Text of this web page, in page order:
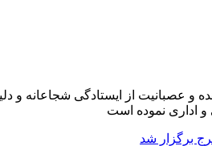
عصبانیت از ایستادگی شجاعانه و
و اداری نموده است